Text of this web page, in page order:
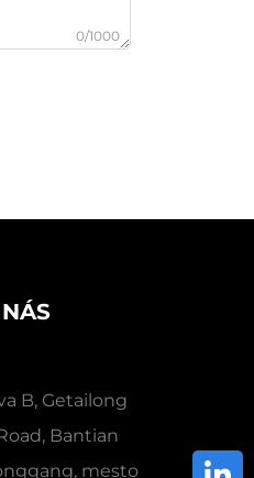
0/1000
B, Getailong
Bantian
mesto